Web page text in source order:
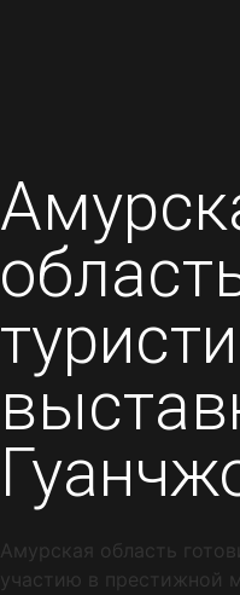
Амурская область
участию в престижной